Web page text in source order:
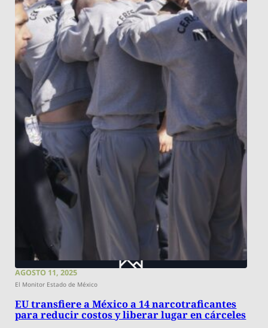
AGOSTO 11, 2025
El Monitor Estado de México
EU transfiere a México a 14 narcotraficantes
para reducir costos y liberar lugar en cárceles